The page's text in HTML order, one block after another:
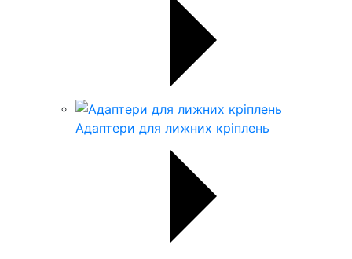
Адаптери для лижних кріплень